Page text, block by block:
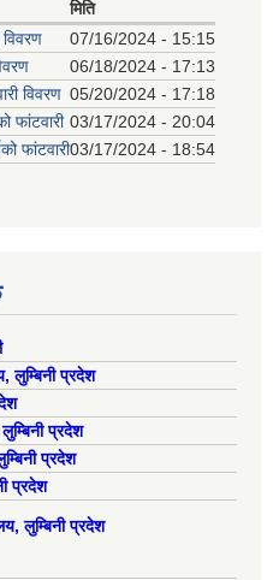
मिति
07/16/2024 - 15:15
06/18/2024 - 17:13
विवरण 05/20/2024 - 17:18
फांटवारी 03/17/2024 - 20:04
फांटवारी03/17/2024 - 18:54
लुम्बिनी प्रदेश
प्रदेश
प्रदेश
प्रदेश
लुम्बिनी प्रदेश